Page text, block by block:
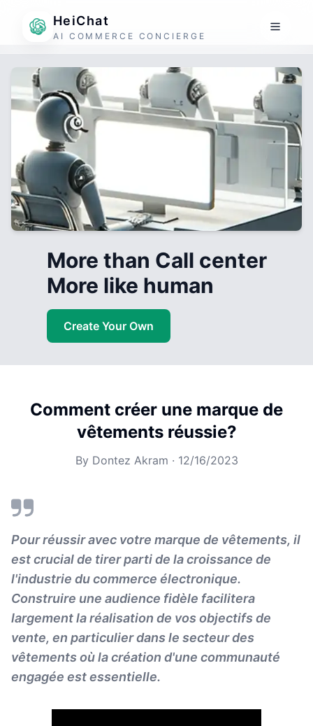
HeiChat
AI COMMERCE CONCIERGE
More than Call center
More like human
Create Your Own
Comment créer une marque de
vêtements réussie?
By Dontez Akram · 12/16/2023
Pour réussir avec votre marque de vêtements, il
est crucial de tirer parti de la croissance de
l'industrie du commerce électronique.
Construire une audience fidèle facilitera
largement la réalisation de vos objectifs de
vente, en particulier dans le secteur des
vêtements où la création d'une communauté
engagée est essentielle.